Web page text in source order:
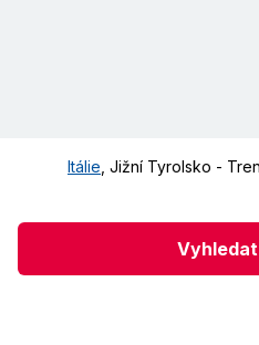
Itálie Jižní Tyrolsko -